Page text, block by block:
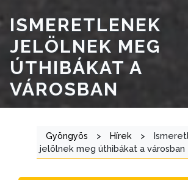
ÖNKORMÁNYZATI
CÉGEK
ÉS
INTÉZMÉNYEK
NYOMTATVÁNYOK
ÜGYINTÉZÉS
ISMERETLENEK
JELÖLNEK MEG
ÚTHIBÁKAT A
VÁROSBAN
Gyöngyös > Hírek >
jelölnek meg úthibákat a városban